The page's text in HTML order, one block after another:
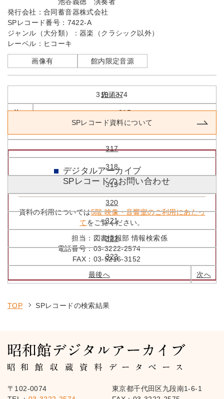
池谷義徳 演奏者
発行会社： 合同蓄音器株式会社
SPレコード番号： 7422-A
ジャンル（大分類）： 器楽（クラシック以外）
レーベル： ヒコーキ
画像有 館内限定音源
319 / 374
先頭へ
前へ 315
317
318
319
320
321
322
323
次へ
最後へ
SPレコード資料について
デジタルアーカイブ
SPレコードのお問い合わせ
資料の利用については5階 映像・音響室のご利用にあたっ
てをご覧ください。
担当： 図書情報部 情報検索係
電話番号：03-3222-2574
FAX： 03-5216-3152
TOP SPレコードの検索結果
〒102-0074
東京都千代田区九段南1-6-1